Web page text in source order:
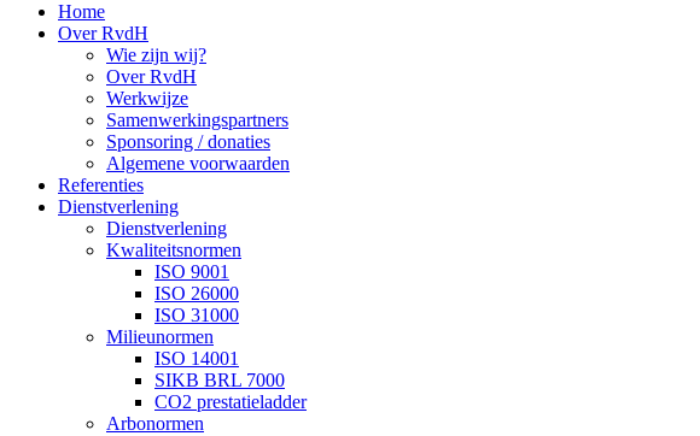
Home
Over RvdH
Wie zijn wij?
Over RvdH
Werkwijze
Samenwerkingspartners
Sponsoring / donaties
Algemene voorwaarden
Referenties
Dienstverlening
Dienstverlening
Kwaliteitsnormen
ISO 9001
ISO 26000
ISO 31000
Milieunormen
ISO 14001
SIKB BRL 7000
CO2 prestatieladder
Arbonormen